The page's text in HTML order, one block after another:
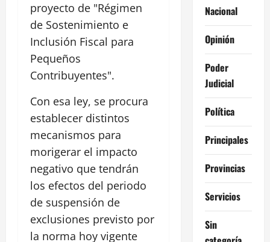
proyecto de "Régimen
de Sostenimiento e
Inclusión Fiscal para
Pequeños
Contribuyentes".
Con esa ley, se procura
establecer distintos
mecanismos para
morigerar el impacto
negativo que tendrán
los efectos del periodo
de suspensión de
exclusiones previsto por
la norma hoy vigente
Nacional
Opinión
Poder
Judicial
Política
Principales
Provincias
Servicios
Sin